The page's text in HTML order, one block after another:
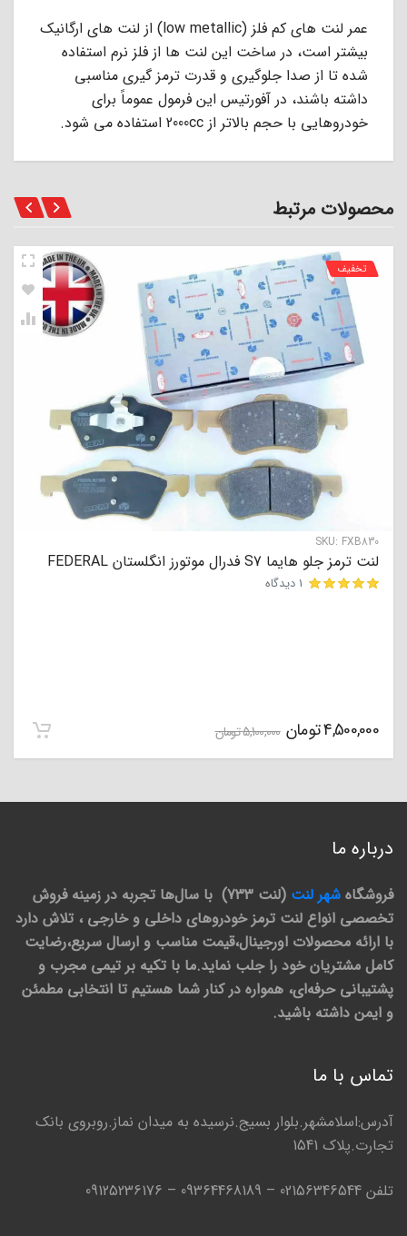
عمر ﻟﻨﺖ ﻫﺎى ﮐﻢ ﻓﻠﺰ (low metallic) از ﻟﻨﺖ ﻫﺎى ارﮔﺎﻧﯿﮏ
ﺑﯿﺸﺘﺮ اﺳﺖ، در ﺳﺎﺧﺖ اﯾﻦ ﻟﻨﺖ ﻫﺎ از ﻓﻠﺰ ﻧﺮم اﺳﺘﻔﺎده
ﺷﺪه ﺗﺎ از ﺻﺪا ﺟﻠﻮﮔﯿﺮى و ﻗﺪرت ﺗﺮﻣﺰ ﮔﯿﺮى ﻣﻨﺎﺳﺒﻰ
داﺷﺘﻪ ﺑﺎﺷﻨﺪ، در آﻓﻮرﺗﯿﺲ اﯾﻦ ﻓﺮﻣﻮل ﻋﻤﻮﻣﺎً ﺑﺮاى
ﺧﻮدروﻫﺎﯾﻰ ﺑﺎ ﺣﺠﻢ ﺑﺎﻻﺗﺮ از 2000cc اﺳﺘﻔﺎده ﻣﻰ ﺷﻮد.
محصولات مرتبط
SKU: FXB830
تخفیف
لنت ترمز جلو هایما S7 فدرال موتورز انگلستان FEDERAL
1 دیدگاه
4,500,000تومان 5,100,000تومان
درباره ما
فروشگاه شهر لنت
(لنت 733) با سال‌ها تجربه در زمینه فروش
تخصصی انواع لنت ترمز خودروهای داخلی و خارجی ، تلاش دارد
با ارائه محصولات اورجینال،قیمت مناسب و ارسال سریع،رضایت
کامل مشتریان خود را جلب نماید.ما با تکیه بر تیمی مجرب و
پشتیبانی حرفه‌ای، همواره در کنار شما هستیم تا انتخابی مطمئن
و ایمن داشته باشید.
تماس با ما
آدرس:اسلامشهر.بلوار بسیج.نرسیده به میدان نماز.روبروی بانک
تجارت.پلاک 1541
تلفن 02156346544 – 09364468189 – 09125236176